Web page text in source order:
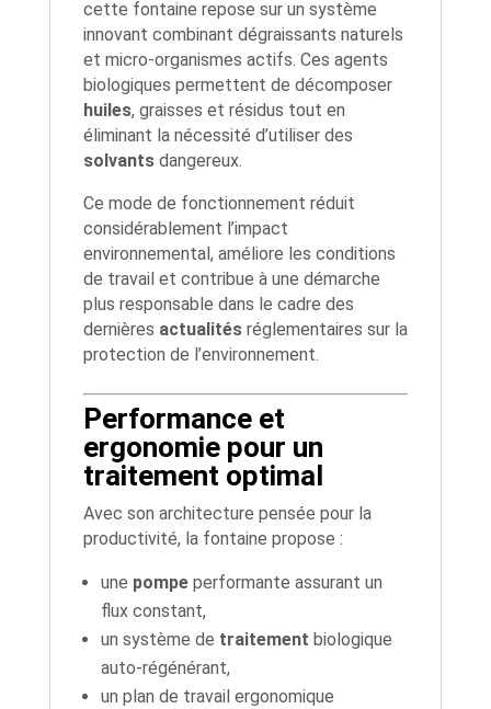
cette fontaine repose sur un système
innovant combinant dégraissants naturels
et micro-organismes actifs. Ces agents
biologiques permettent de décomposer
huiles, graisses et résidus tout en
éliminant la nécessité d’utiliser des
solvantsdangereux.
Ce mode de fonctionnement réduit
considérablement l’impact
environnemental, améliore les conditions
de travail et contribue à une démarche
plus responsable dans le cadre des
dernières actualitésréglementaires sur la
protection de l’environnement.
Performance et
ergonomie pour un
traitement optimal
Avec son architecture pensée pour la
productivité, la fontaine propose :
une pompeperformante assurant un
flux constant,
un système de traitement biologique
auto-régénérant,
un plan de travail ergonomique